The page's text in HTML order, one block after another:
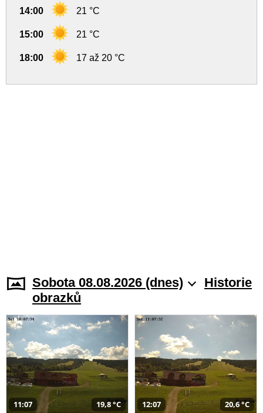
14:00 21 °C
15:00 21 °C
18:00 17 až 20 °C
Sobota 08.08.2026 (dnes)
Historie
obrazků
11:07 19,8 °C 12:07 20,6 °C